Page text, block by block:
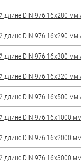
длине DIN 976 16х280 мм
длине DIN 976 16х290 мм
длине DIN 976 16х300 мм
длине DIN 976 16х320 мм
длине DIN 976 16х500 мм
длине DIN 976 16х1000
длине DIN 976 16х2000
длине DIN 976 16х3000